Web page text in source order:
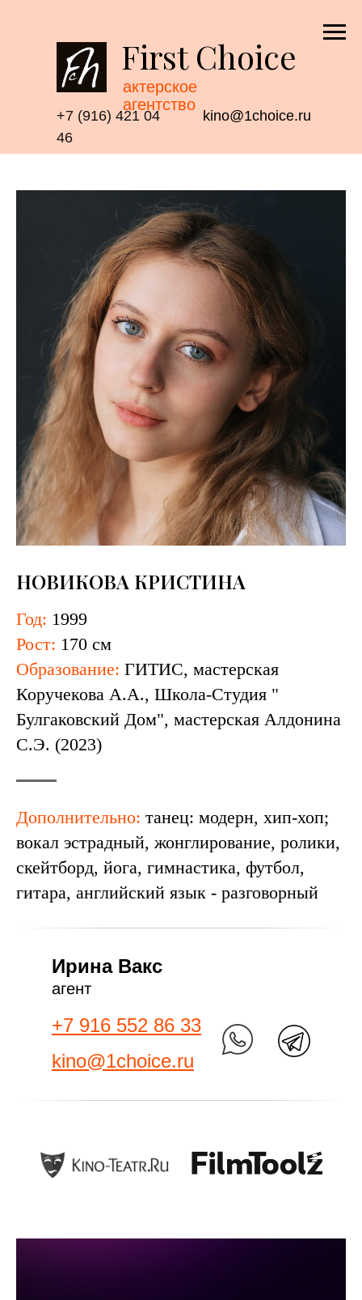
актерское
агентство
First Choice
+7 (916) 421 04
46
kino@1choice.ru
НОВИКОВА КРИСТИНА
Год: 1999
Рост: 170 см
Образование: ГИТИС, мастерская
Коручекова А.А., Школа-Студия "
Булгаковский Дом", мастерская Алдонина
С.Э. (2023)
Дополнительно: танец: модерн, хип-хоп;
вокал эстрадный, жонглирование, ролики,
скейтборд, йога, гимнастика, футбол,
гитара, английский язык - разговорный
Ирина Вакс
+7 916 552 86 33
kino@1choice.ru
агент